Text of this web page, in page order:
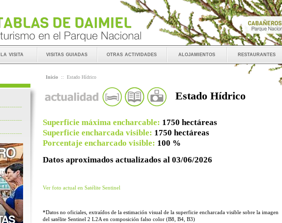
la visita visitas guiadas otras actividades alojamientos restaurantes
Inicio :: Estado Hídrico
Estado Hídrico
Superficie máxima encharcable: 1750 hectáreas
Superficie encharcada visible: 1750 hectáreas
Porcentaje encharcado visible: 100 %
Datos aproximados actualizados al 03/06/2026
Ver foto actual en Satélite Sentinel
*Datos no oficiales, extraídos de la estimación visual de la superficie encharcada visible sobre la imagen
del satélite Sentinel 2 L2A en composición falso color (B8, B4, B3)